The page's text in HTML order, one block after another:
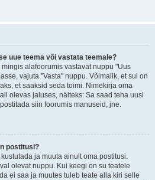
uue teema või vastata teemale?
alafoorumis vastavat nuppu "Uus
vajuta "Vasta" nuppu. Võimalik, et sul on
et saaksid seda toimi. Nimekirja oma
olevas jaluses, näiteks: Sa saad teha uusi
siin foorumis manuseid, jne.
postitusi?
ja muuta ainult oma postitusi.
olevat nuppu. Kui keegi on su teatele
ei saa ja muutes tuleb teate alla kiri selle